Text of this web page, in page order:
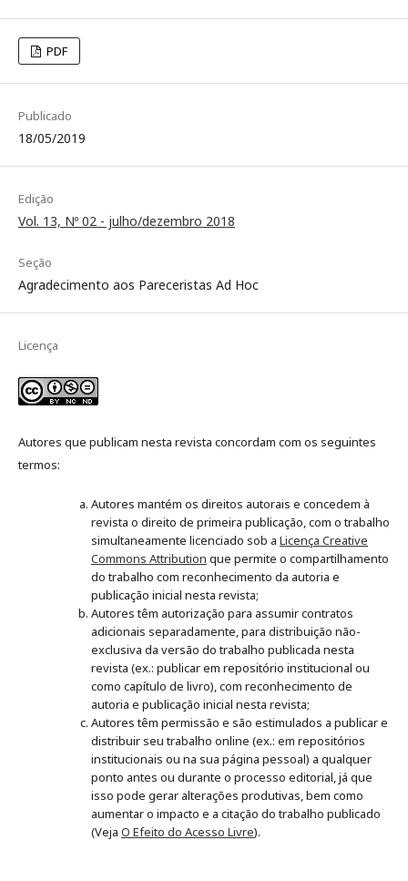
PDF
Publicado
18/05/2019
Edição
Vol. 13, Nº 02 - julho/dezembro 2018
Seção
Agradecimento aos Pareceristas Ad Hoc
Licença
Autores que publicam nesta revista concordam com os seguintes
termos:
Autores mantém os direitos autorais e concedem à
revista o direito de primeira publicação, com o trabalho
simultaneamente licenciado sob a Licença Creative
Commons Attribution que permite o compartilhamento
do trabalho com reconhecimento da autoria e
publicação inicial nesta revista;
Autores têm autorização para assumir contratos
adicionais separadamente, para distribuição não-
exclusiva da versão do trabalho publicada nesta
revista (ex.: publicar em repositório institucional ou
como capítulo de livro), com reconhecimento de
autoria e publicação inicial nesta revista;
Autores têm permissão e são estimulados a publicar e
distribuir seu trabalho online (ex.: em repositórios
institucionais ou na sua página pessoal) a qualquer
ponto antes ou durante o processo editorial, já que
isso pode gerar alterações produtivas, bem como
aumentar o impacto e a citação do trabalho publicado
(Veja O Efeito do Acesso Livre).